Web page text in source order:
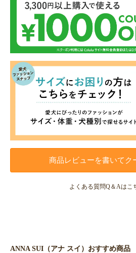
商品レビューを書いてク
よくある質問Q＆Aはこ
ANNA SUI（アナ スイ）おすすめ商品